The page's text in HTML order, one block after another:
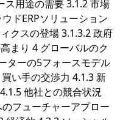
ス用途の需要 3.1.2 市場
ドERPソリューション
クスの登場 3.1.3.2 政府
まり 4 グローバルのク
ターの5フォースモデル
い手の交渉力 4.1.3 新
他社との競合状況
フューチャーアプロー